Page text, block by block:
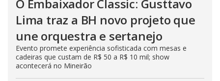
O Embaixador Classic: Gusttavo
Lima traz a BH novo projeto que
une orquestra e sertanejo
Evento promete experiência sofisticada com mesas e
cadeiras que custam de R$ 50 a R$ 10 mil; show
acontecerá no Mineirão